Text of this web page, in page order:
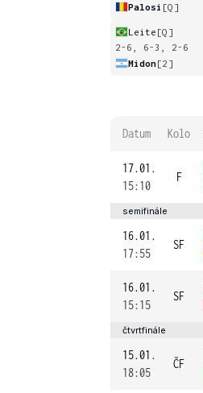
Palosi [Q]
Leite [Q]
2-6, 6-3, 2-6
Midon[2]
Datum Kolo
17.01.
15:10
F
semifinále
16.01.
17:55
SF
16.01.
15:15
SF
čtvrtfinále
15.01.
18:05
ČF